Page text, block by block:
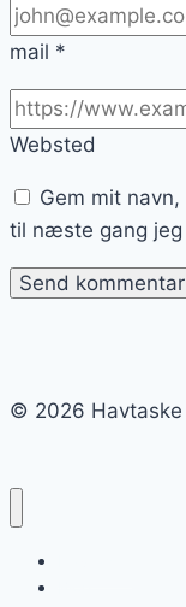
mail *
Websted
Gem mit
til næste gang jeg
© 2026